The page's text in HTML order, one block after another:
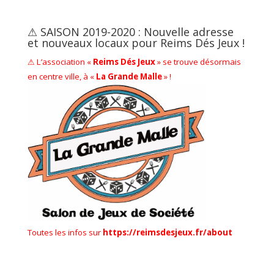
⚠ SAISON 2019-2020 : Nouvelle adresse
et nouveaux locaux pour Reims Dés Jeux !
⚠ L’association « Reims Dés Jeux» se trouve désormais
en centre ville, à « La Grande Malle» !
Toutes les infos sur https://reimsdesjeux.fr/about